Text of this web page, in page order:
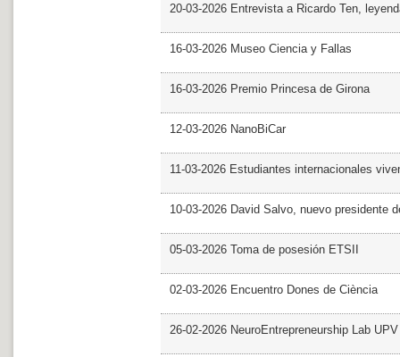
20-03-2026 Entrevista a Ricardo Ten,
16-03-2026 Museo Ciencia y Fallas
16-03-2026 Premio Princesa de Girona
12-03-2026 NanoBiCar
11-03-2026 Estudiantes internacionales
10-03-2026 David Salvo, nuevo presidente
05-03-2026 Toma de posesión ETSII
02-03-2026 Encuentro Dones de Ciència
26-02-2026 NeuroEntrepreneurship Lab UPV